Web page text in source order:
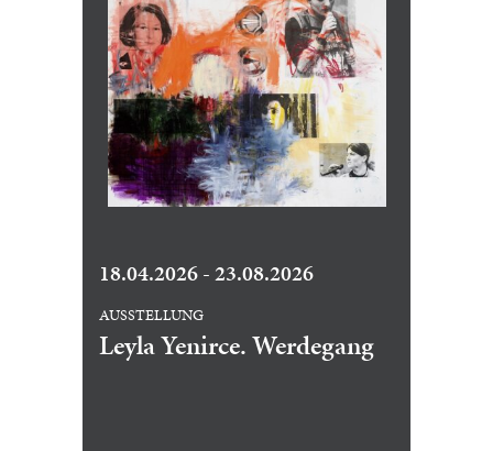
18.04.2026 - 23.08.2026
AUSSTELLUNG
Leyla Yenirce. Werdegang